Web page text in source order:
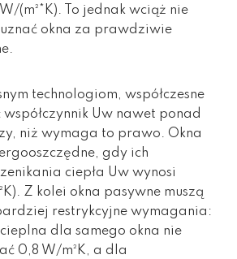
(m²*K). To jednak wciąż nie
okna za prawdziwie
technologiom, współczesne
współczynnik Uw nawet ponad
niż wymaga to prawo. Okna
gdy ich
ciepła Uw wynosi
Z kolei okna pasywne muszą
restrykcyjne wymagania:
dla samego okna nie
0,8 W/m²K, a dla